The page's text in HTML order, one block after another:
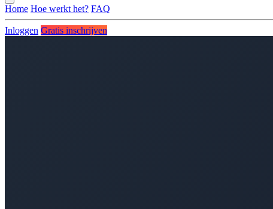
Home Hoe werkt het? FAQ
Inloggen Gratis inschrijven